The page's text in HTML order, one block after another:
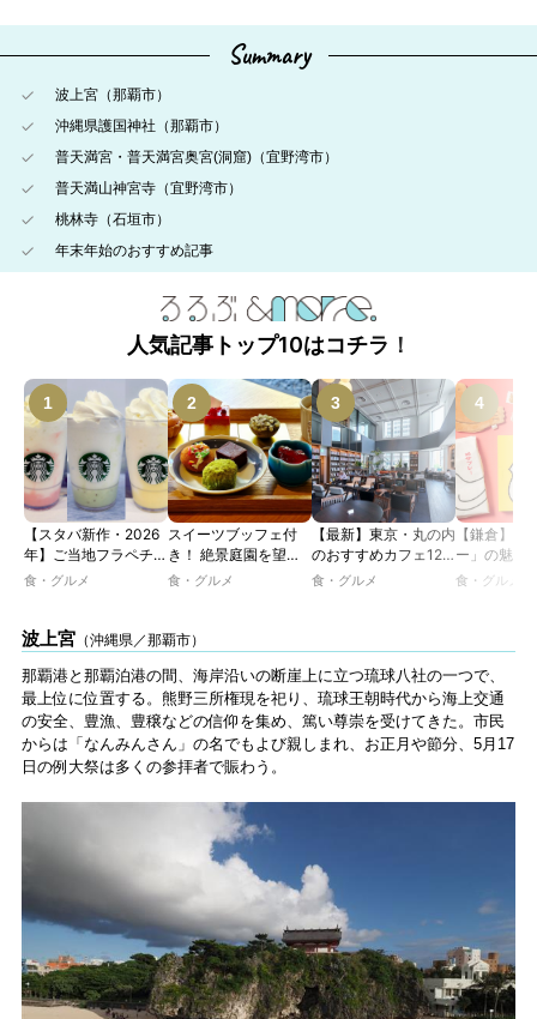
Summary
波上宮（那覇市）
沖縄県護国神社（那覇市）
普天満宮・普天満宮奥宮(洞窟)（宜野湾市）
普天満山神宮寺（宜野湾市）
桃林寺（石垣市）
年末年始のおすすめ記事
人気記事トップ10はコチラ！
【スタバ新作・2026
年】ご当地フラペチー
ノが新登場！ 地域と
JIMOTO
PROGRAM」が青
森・群馬・沖縄で始
動。6種類を飲んで実
食レポート
食・グルメ
スイーツブッフェ付
き！ 絶景庭園を望む
ホテルレストランで味
ツトレンドVol.105】
食・グルメ
【最新】東京・丸の内
のおすすめカフェ12
選｜ひとりでゆったり
ルラウンジまで！
食・グルメ
【鎌倉】「
ー」の魅力
説！ 定番商
食・グルメ
波上宮（沖縄県／那覇市）
那覇港と那覇泊港の間、海岸沿いの断崖上に立つ琉球八社の一つで、
最上位に位置する。熊野三所権現を祀り、琉球王朝時代から海上交通
の安全、豊漁、豊穣などの信仰を集め、篤い尊崇を受けてきた。市民
からは「なんみんさん」の名でもよび親しまれ、お正月や節分、5月17
日の例大祭は多くの参拝者で賑わう。